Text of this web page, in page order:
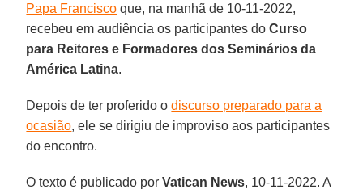
Papa Francisco que, na manhã de 10-11-2022,
recebeu em audiência os participantes doCurso
para Reitores e Formadores dos Seminários da
América Latina.
Depois de ter proferido odiscurso preparado para a
ocasião, ele se dirigiu de improviso aos participantes
do encontro.
O texto é publicado porVatican News, 10-11-2022. A